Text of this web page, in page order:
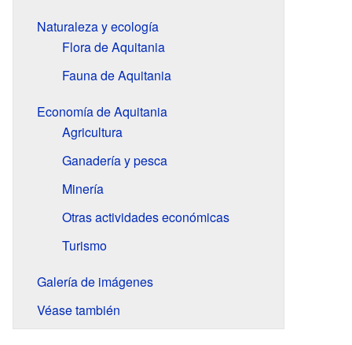
Naturaleza y ecología
Flora de Aquitania
Fauna de Aquitania
Economía de Aquitania
Agricultura
Ganadería y pesca
Minería
Otras actividades económicas
Turismo
Galería de imágenes
Véase también